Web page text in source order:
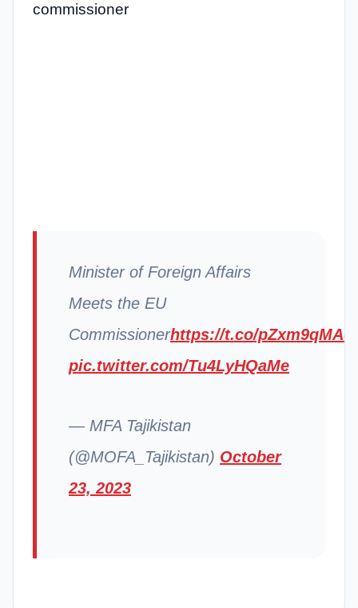
commissioner
Minister of Foreign Affairs
Meets the EU
Commissionerhttps://t.co/
pic.twitter.com/Tu4LyHQaMe
— MFA Tajikistan
(@MOFA_Tajikistan) October
23, 2023